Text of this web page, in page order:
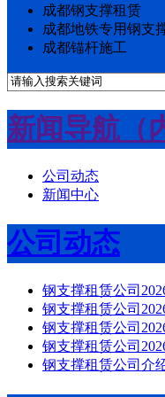
成都钢支撑租赁
成都地铁专用钢支
成都锚杆施工
新闻导航（
公司动态
新闻中心
公司动态
钢支撑租赁公司
钢支撑租赁公司
钢支撑租赁公司
钢支撑租赁公司
钢支撑租赁公司介